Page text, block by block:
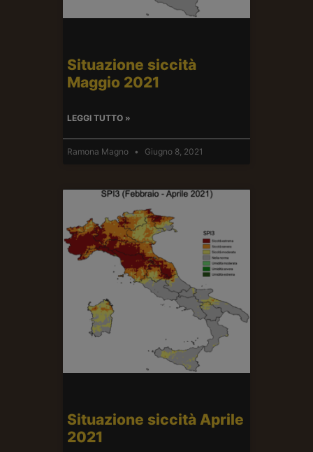
Situazione siccità
Maggio 2021
LEGGI TUTTO »
Ramona Magno Giugno 8, 2021
Situazione siccità Aprile
2021